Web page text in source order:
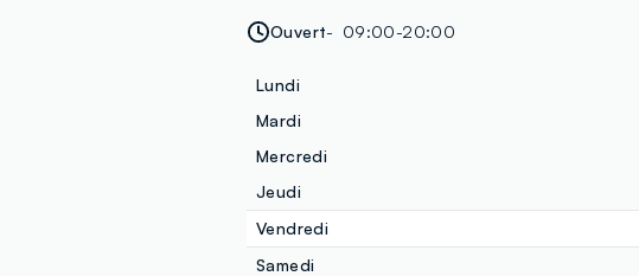
Ouvert 09:00-20:00
Lundi
Mardi
Mercredi
Jeudi
Vendredi
Samedi